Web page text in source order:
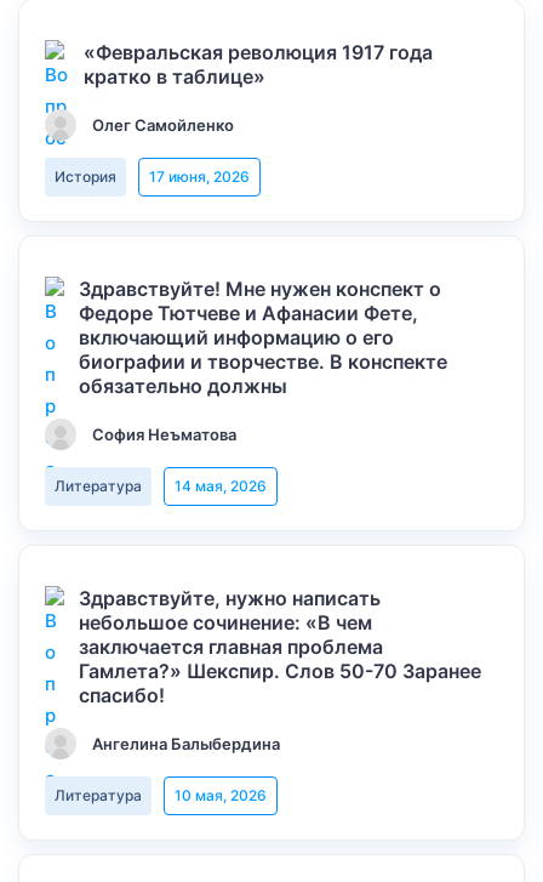
«Февральская революция 1917 года
кратко в таблице»
Олег Самойленко
История 17 июня, 2026
Здравствуйте! Мне нужен конспект о
Федоре Тютчеве и Афанасии Фете,
включающий информацию о его
биографии и творчестве. В конспекте
обязательно должны
София Неъматова
Литература 14 мая, 2026
Здравствуйте, нужно написать
небольшое сочинение: «В чем
заключается главная проблема
Гамлета?» Шекспир. Слов 50-70 Заранее
спасибо!
Ангелина Балыбердина
Литература 10 мая, 2026